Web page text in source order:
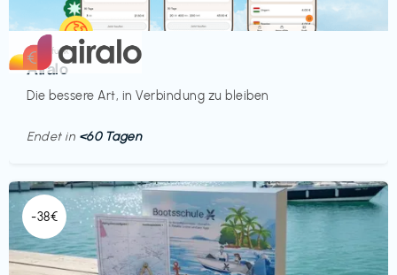
Mobilfunk
Airalo
Die bessere Art, in Verbindung zu bleiben
€‎
Endet in <60 Tagen
-38€